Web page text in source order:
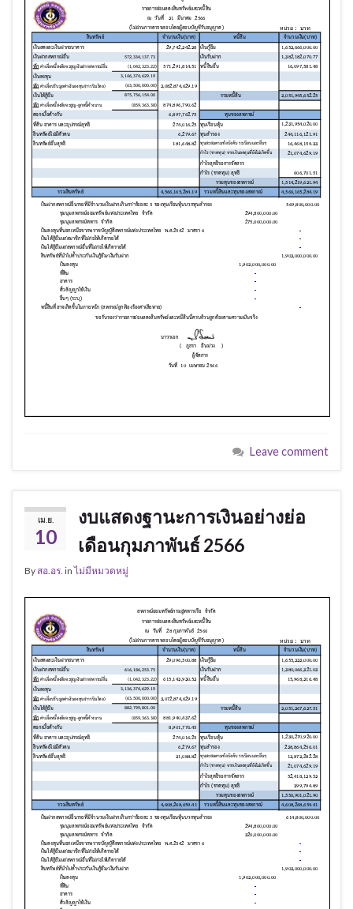
Leave comment
เม.ย.
10
งบแสดงฐานะการเงินอย่างย่อ
เดือนกุมภาพันธ์ 2566
By สอ.อร. inไม่มีหมวดหมู่